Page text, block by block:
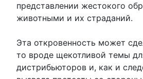
представлении жестокого
животными и их страданий.
Эта откровенность может
то вроде щекотливой темы
дистрибьюторов и, как и